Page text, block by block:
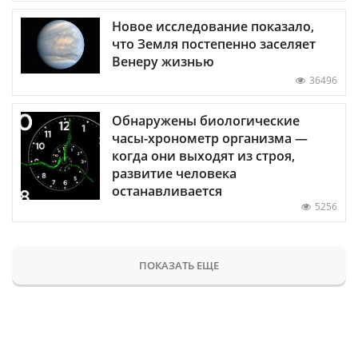
Новое исследование показало,
что Земля постепенно заселяет
Венеру жизнью
36496
Обнаружены биологические
часы-хронометр организма —
когда они выходят из строя,
развитие человека
останавливается
5256
ПОКАЗАТЬ ЕЩЕ